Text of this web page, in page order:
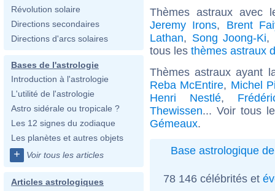
Révolution solaire
Directions secondaires
Directions d'arcs solaires
Bases de l'astrologie
Introduction à l'astrologie
L'utilité de l'astrologie
Astro sidérale ou tropicale ?
Les 12 signes du zodiaque
Les planètes et autres objets
+ Voir tous les articles
Articles astrologiques
Thèmes astraux avec
Jeremy Irons, Brent
Lathan, Song Joong-Ki,
tous les thèmes astraux
Thèmes astraux ayant
Reba McEntire, Michel
Henri Nestlé,
Thewissen... Voir tous
Gémeaux.
Base astrologique
78 146 célébrités et